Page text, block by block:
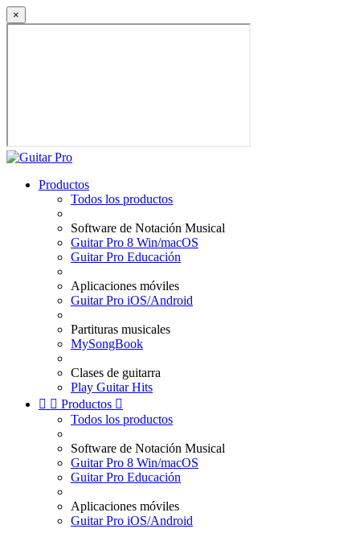
×
Productos
Todos los productos
Software de Notación Musical
Guitar Pro 8 Win/macOS
Guitar Pro Educación
Aplicaciones móviles
Guitar Pro iOS/Android
Partituras musicales
MySongBook
Clases de guitarra
Play Guitar Hits
  Productos 
Todos los productos
Software de Notación Musical
Guitar Pro 8 Win/macOS
Guitar Pro Educación
Aplicaciones móviles
Guitar Pro iOS/Android